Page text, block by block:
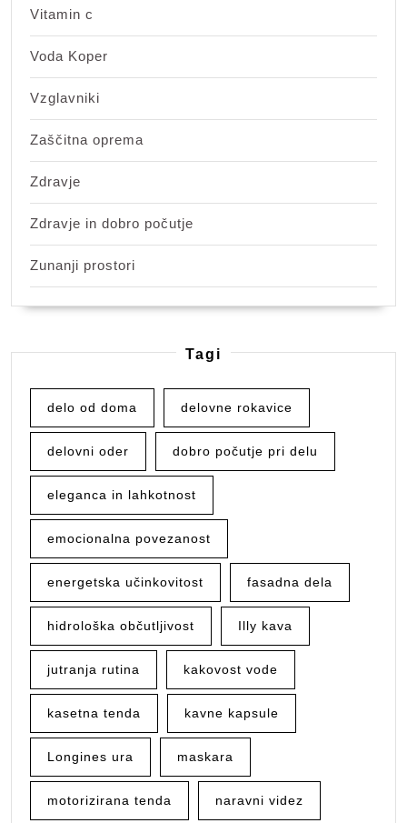
Vitamin c
Voda Koper
Vzglavniki
Zaščitna oprema
Zdravje
Zdravje in dobro počutje
Zunanji prostori
Tagi
delo od doma delovne rokavice
delovni oder dobro počutje pri delu
eleganca in lahkotnost
emocionalna povezanost
energetska učinkovitost fasadna dela
hidrološka občutljivost Illy kava
jutranja rutina kakovost vode
kasetna tenda kavne kapsule
Longines ura maskara
motorizirana tenda naravni videz